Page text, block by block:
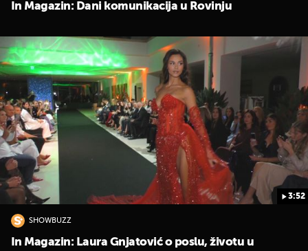
In Magazin: Dani komunikacija u Rovinju
3:52
SHOWBUZZ
In Magazin: Laura Gnjatović o poslu, životu u